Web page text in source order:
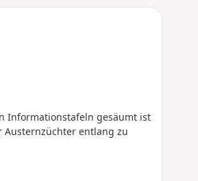
Informationstafeln gesäumt ist
entlang zu